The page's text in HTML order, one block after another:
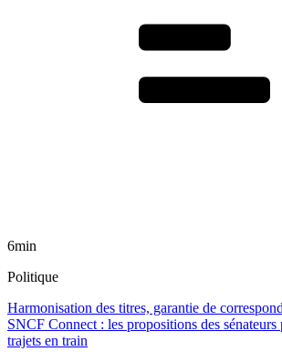
6min
Politique
Harmonisation des titres, garantie de
SNCF Connect : les propositions des
trajets en train